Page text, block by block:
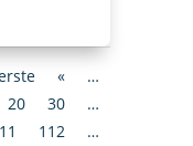
«
…
20 30
…
112
…